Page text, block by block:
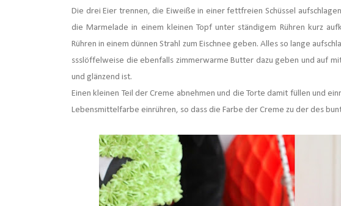
Die drei Eier trennen, die Eiweiße in einer fettfreien Schüssel
dieMarmelade in einem kleinen Topf unter ständigem Rühren kurz
Rühren in einem dünnen Strahl zum Eischnee geben. Alles so lange
ssslöffelweise die ebenfalls zimmerwarme Butter dazu geben und auf
und glänzend ist.
Einen kleinen Teil der Creme abnehmen und die Torte damit füllen und
Lebensmittelfarbe einrühren, so dass die Farbe der Creme zu der des